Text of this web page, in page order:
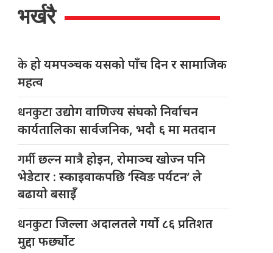
भर्खरै
केहो यमपञ्चक यसको पाँच दिन र सामाजिक
महत्व
धनकुटाउद्योग वाणिज्य संघको निर्वाचन
कार्यतालिका सार्वजनिक, भदौ ६ मा मतदान
गर्मीछल्न मात्रै होइन, रोमाञ्च खोज्न पनि
भेडेटार : स्काइवाकपछि ‘स्विङ पर्यटन’ ले
बढायो बसाइँ
धनकुटाजिल्ला अदालतले गर्यो ८६ प्रतिशत
मुद्दा फर्छ्योट